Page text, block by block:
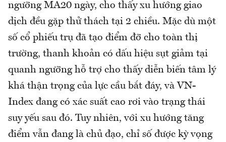
ngưỡng MA20 ngày, cho thấy xu hướng giao
dịch đều gặp thử thách tại 2 chiều. Mặc dù một
số cổ phiếu trụ đã tạo điểm đỡ cho toàn thị
trường, thanh khoản có dấu hiệu sụt giảm tại
quanh ngưỡng hỗ trợ cho thấy diễn biến tâm lý
khá thận trọng của lực cầu bắt đáy, và VN-
Index đang có xác suất cao rơi vào trạng thái
suy yếu sau đó. Tuy nhiên, với xu hướng tăng
điểm vẫn đang là chủ đạo, chỉ số được kỳ vọng